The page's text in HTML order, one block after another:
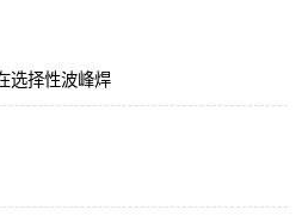
选择性波峰焊